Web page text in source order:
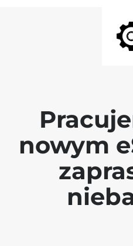
nowym